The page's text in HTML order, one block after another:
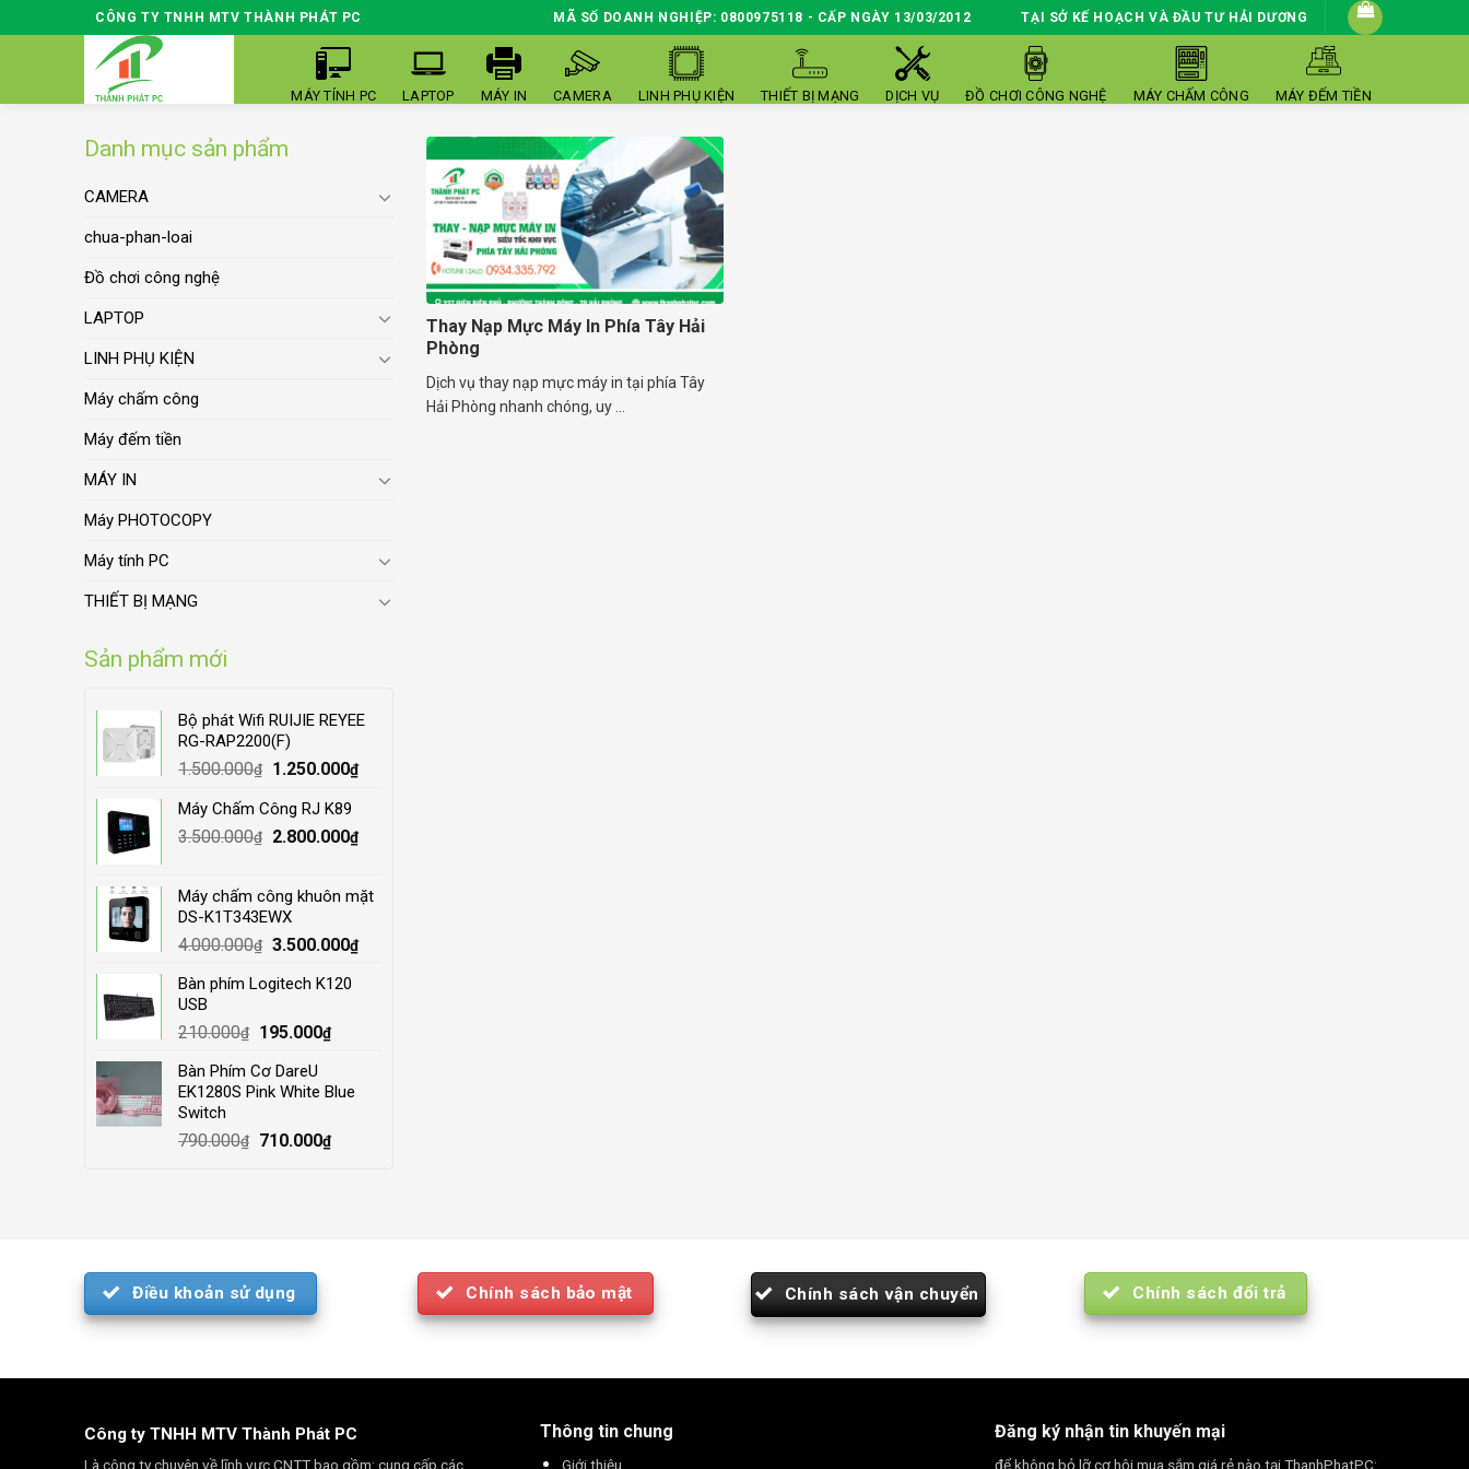
to
CÔNG TY TNHH MTV THÀNH PHÁT PC MÃ SỐ DOANH NGHIỆP: 0800975118 - CẤP NGÀY 13/03/2012 TẠI SỞ KẾ HOẠCH VÀ ĐẦU TƯ HẢI DƯƠNG
MÁY TÍNH PC LAPTOP MÁY IN CAMERA LINH PHỤ KIỆN THIẾT BỊ MẠNG DỊCH VỤ ĐỒ CHƠI CÔNG NGHỆ MÁY CHẤM CÔNG MÁY ĐẾM TIỀN
Danh mục sản phẩm
CAMERA
chua-phan-loai
Đồ chơi công nghệ
LAPTOP
LINH PHỤ KIỆN
Máy chấm công
Máy đếm tiền
MÁY IN
Máy PHOTOCOPY
Máy tính PC
THIẾT BỊ MẠNG
Sản phẩm mới
Bộ phát Wifi RUIJIE REYEE
RG-RAP2200(F)
1.500.000₫
Original
was:
1.500.000₫.
1.250.000₫Current
1.250.000₫.
Máy Chấm Công RJ K89
3.500.000₫
Original
3.500.000₫.
2.800.000₫Current
2.800.000₫.
Máy chấm công khuôn mặt
DS-K1T343EWX
4.000.000₫ Original
was:
3.500.000₫Current
Bàn phím Logitech K120
USB
210.000₫
Original
was:
210.000₫.
195.000₫Current
195.000₫.
Bàn Phím Cơ DareU
EK1280S Pink White Blue
Switch
790.000₫
Original
710.000₫Current
Thay Nạp Mực Máy In Phía Tây Hải
Phòng
Dịch vụ thay nạp mực máy in tại phía Tây
Hải Phòng nhanh chóng, uy ...
Điều khoản sử dụng Chính sách bảo mật Chính sách vận chuyển Chính sách đổi trả
Công ty TNHH MTV Thành Phát PC
Là công ty chuyên về lĩnh vực CNTT bao gồm: cung cấp các
Thông tin chung
Giới thiệu
Đăng ký nhận tin khuyến mại
để không bỏ lỡ cơ hội mua sắm giá rẻ nào tại ThanhPhatPC: